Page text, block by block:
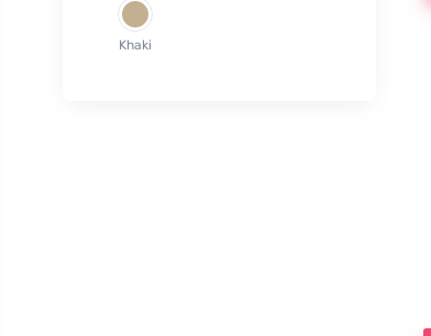
L
XL
Khaki